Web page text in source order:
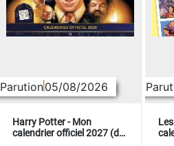
Parution05/08/2026
Harry Potter - Mon
calendrier officiel 2027 (de